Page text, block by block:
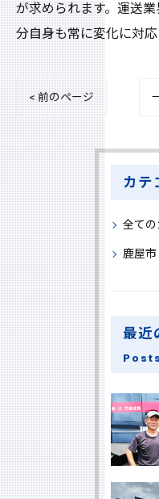
が求められます。運送
分自身も常に変化に対
< 前のページ
カテ
全ての
鹿屋市
最近
Posts